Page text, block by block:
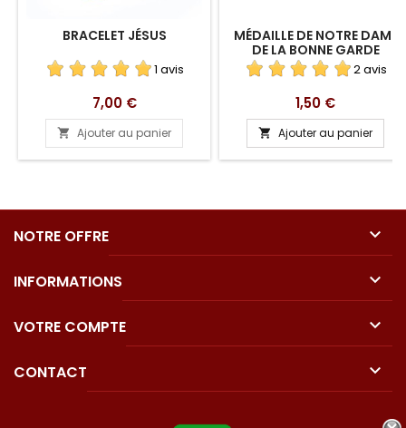
BRACELET JÉSUS
1 avis
Prix
7,00 €
 Ajouter au panier
MÉDAILLE DE NOTRE DAME
DE LA BONNE GARDE
2 avis
Prix
1,50 €
 Ajouter au panier
NOTRE OFFRE 
INFORMATIONS 
VOTRE COMPTE 
CONTACT 